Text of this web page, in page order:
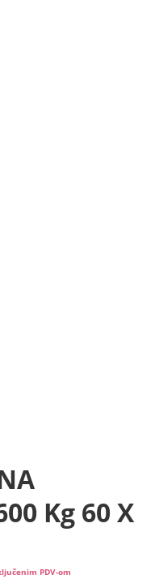
Kg 60 X
PDV-om